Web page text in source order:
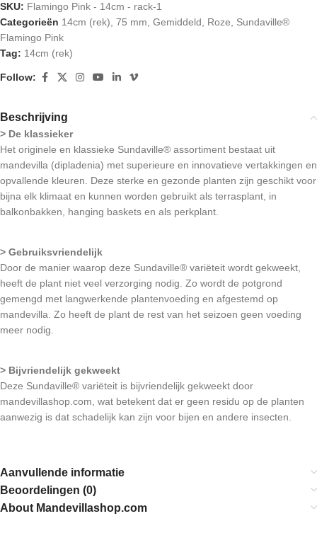
SKU: Flamingo Pink - 14cm - rack-1
Categorieën 14cm (rek) 75 mm Gemiddeld Roze
Sundaville®
Flamingo Pink
Tag: 14cm (rek)
Follow:
Beschrijving
> De klassieker
Het originele en klassieke Sundaville® assortiment bestaat uit
mandevilla (dipladenia) met superieure en innovatieve vertakkingen en
opvallende kleuren. Deze sterke en gezonde planten zijn geschikt voor
bijna elk klimaat en kunnen worden gebruikt als terrasplant, in
balkonbakken, hanging baskets en als perkplant.
> Gebruiksvriendelijk
Door de manier waarop deze Sundaville® variëteit wordt gekweekt,
heeft de plant niet veel verzorging nodig. Zo wordt de potgrond
gemengd met langwerkende plantenvoeding en afgestemd op
mandevilla. Zo heeft de plant de rest van het seizoen geen voeding
meer nodig.
> Bijvriendelijk gekweekt
Deze Sundaville® variëteit is bijvriendelijk gekweekt door
mandevillashop.com, wat betekent dat er geen residu op de planten
aanwezig is dat schadelijk kan zijn voor bijen en andere insecten.
Aanvullende informatie
Beoordelingen (0)
About Mandevillashop.com